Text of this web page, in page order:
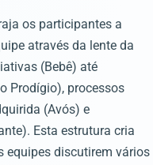
os participantes a
através da lente da
(Bebê) até
Prodígio), processos
(Avós) e
Esta estrutura cria
equipes discutirem vários